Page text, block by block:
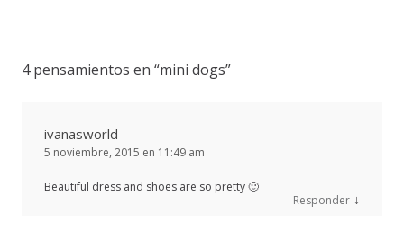
4 pensamientos en “mini dogs”
ivanasworld
5 noviembre, 2015 en 11:49 am
Beautiful dress and shoes are so pretty 🙂
Responder ↓